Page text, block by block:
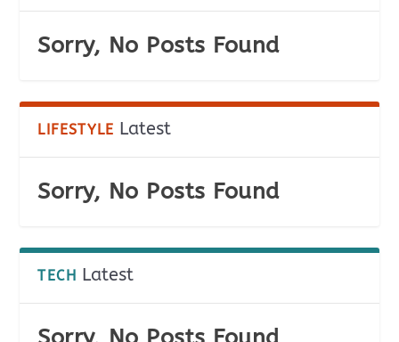
Sorry, No Posts Found
LIFESTYLE Latest
Sorry, No Posts Found
TECH Latest